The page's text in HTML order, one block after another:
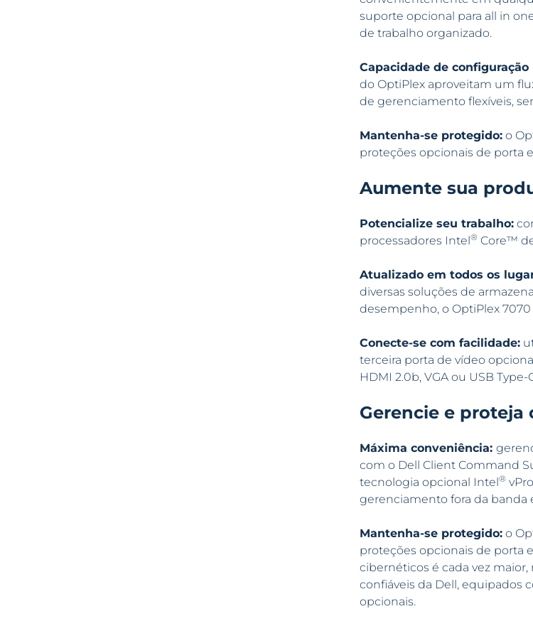
suporte opcional para all in
de trabalho organizado.
Capacidade de
do OptiPlex aproveitam um
de gerenciamento flexíveis,
Mantenha-se protegido:o
proteções opcionais de porta
Aumente sua
Potencialize seu trabalho:
processadores Intel® Core™
Atualizado em todos os
diversas soluções de
desempenho, o OptiPlex
Conecte-se com facilidade:
terceira porta de vídeo
HDMI 2.0b, VGA ou USB
Gerencie e proteja
Máxima conveniência:
com o Dell Client Command
tecnologia opcional Intel® vPro
gerenciamento fora da banda
Mantenha-se protegido:o
proteções opcionais de porta
cibernéticos é cada vez
confiáveis da Dell, equipados
opcionais.